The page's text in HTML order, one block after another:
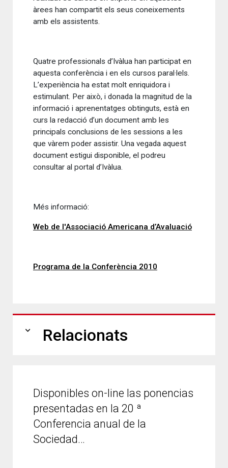
àrees han compartit els seus coneixements
amb els assistents.
Quatre professionals d’Ivàlua han participat en
aquesta conferència i en els cursos paral·lels.
L’experiència ha estat molt enriquidora i
estimulant. Per això, i donada la magnitud de la
informació i aprenentatges obtinguts, està en
curs la redacció d’un document amb les
principals conclusions de les sessions a les
que vàrem poder assistir. Una vegada aquest
document estigui disponible, el podreu
consultar al portal d’Ivàlua.
Més informació:
Web de l'Associació Americana d’Avaluació
Programa de la Conferència 2010
expand_more Relacionats
Disponibles on-line las ponencias
presentadas en la 20 ª
Conferencia anual de la
Sociedad…